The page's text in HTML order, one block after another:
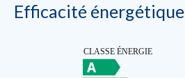
Efficacité énergétique